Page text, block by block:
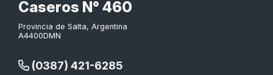
Caseros N° 460
Provincia de Salta, Argentina
A4400DMN
(0387) 421-6285